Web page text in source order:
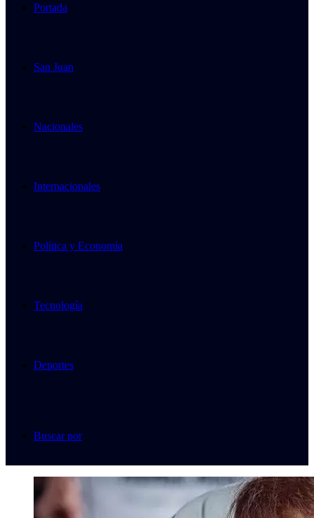
Portada
San Juan
Nacionales
Internacionales
Política y Economía
Tecnología
Deportes
Buscar por